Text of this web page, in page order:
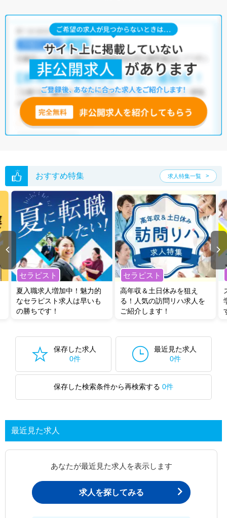
おすすめ特集 求人特集一覧
セラピスト
夏入職求人増加中！魅力的
なセラピスト求人は早いも
の勝ちです！
セラピスト
高年収＆土日休みを狙え
る！人気の訪問リハ求人を
ご紹介します！
保存した求人
0件
最近見た求人
0件
保存した検索条件から再検索する 0件
最近見た求人
あなたが最近見た求人を表示します
求人を探してみる